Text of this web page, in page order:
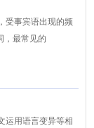
受事宾语出现的频
，最常见的
运用语言变异等相